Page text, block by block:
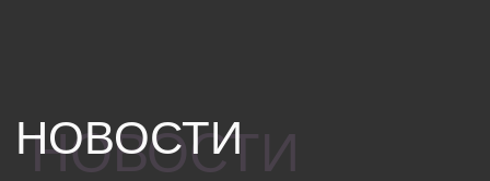
смене кап.
И конечно я безумно рада что доверилась